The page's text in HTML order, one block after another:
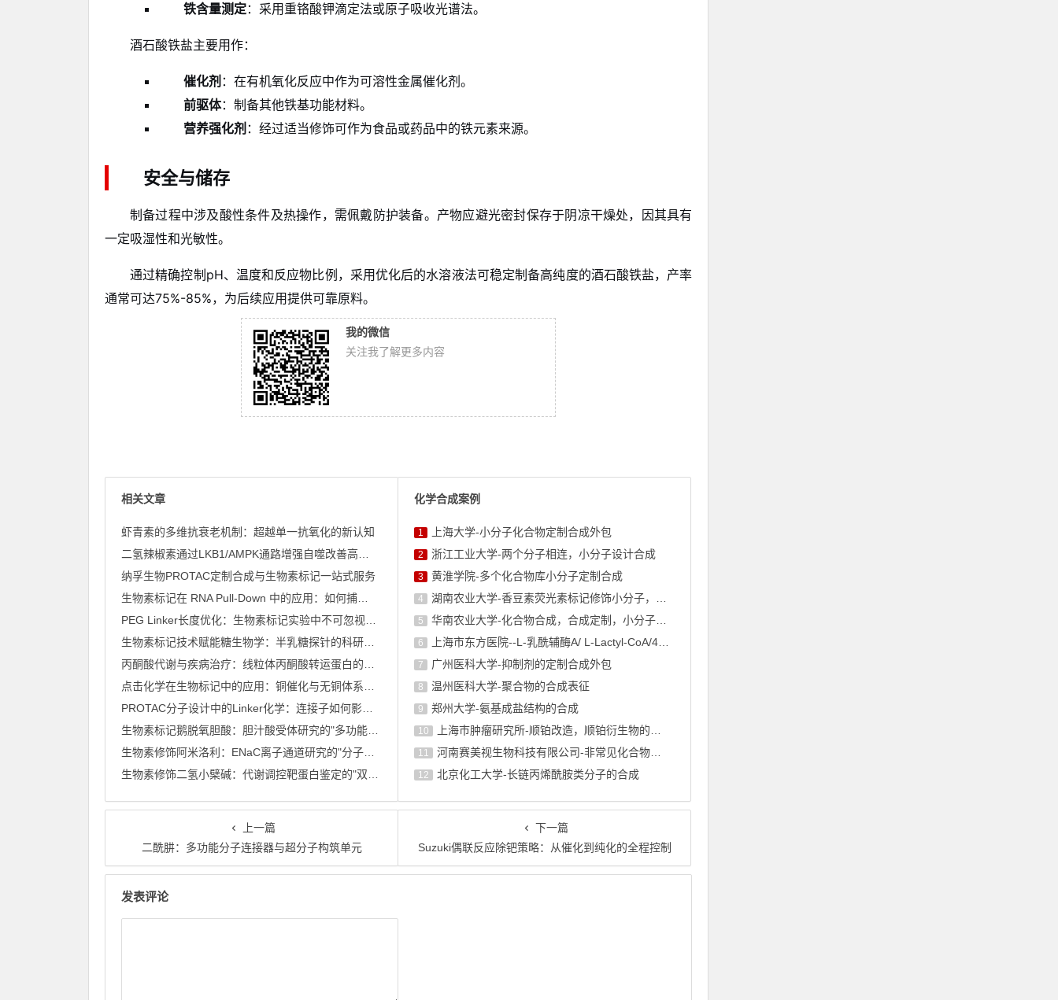
铁含量测定：采用重铬酸钾滴定法或原子吸收光谱法。
酒石酸铁盐主要用作：
催化剂 ：在有机氧化反应中作为可溶性金属催化剂。
前驱体：制备其他铁基功能材料。
营养强化剂 ：经过适当修饰可作为食品或药品中的铁元素来源。
安全与储存
制备过程中涉及酸性条件及热操作，需佩戴防护装备。产物应避光密封保存于阴凉干燥处，因其具有
一定吸湿性和光敏性。
通过精确控制pH、温度和反应物比例，采用优化后的水溶液法可稳定制备高纯度的酒石酸铁盐，产率
通常可达75%-85%，为后续应用提供可靠原料。
我的微信
关注我了解更多内容
相关文章
虾青素的多维抗衰老机制：超越单一抗氧化的新认知
纳孚生物PROTAC定制合成与生物素标记一站式服务
化学合成案例
1 上海大学-小分子化合物定制合成外包
2 浙江工业大学-两个分子相连，小分子设计合成
3 黄淮学院-多个化合物库小分子定制合成
4 湖南农业大学-香豆素荧光素标记修饰小分子，香豆素衍生物的合成
5 华南农业大学-化合物合成，合成定制，小分子化合物的订购
6 上海市东方医院--L-乳酰辅酶A/ L-Lactyl-CoA/4625-32-5/1926 ...
7 广州医科大学-抑制剂的定制合成外包
8 温州医科大学-聚合物的合成表征
9 郑州大学-氨基成盐结构的合成
10 上海巿肿瘤研究所-顺铂改造，顺铂衍生物的设计合成
11 河南赛美视生物科技有限公司-非常见化合物的定制合成，工艺研发
12 北京化工大学-长链丙烯酰胺类分子的合成
上一篇
二酰肼：多功能分子连接器与超分子构筑单元
下一篇
Suzuki偶联反应除钯策略：从催化到纯化的全程控制
发表评论